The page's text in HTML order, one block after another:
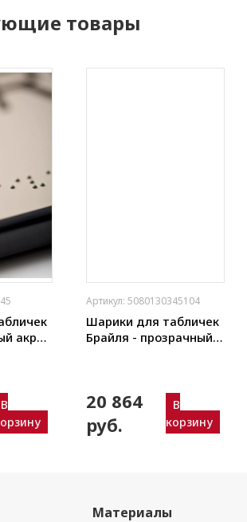
товары
акрил
В
Артикул: 5080130345104
Шарики для табличек
Брайля - прозрачный
20 864
руб.
В
корзину
Материалы